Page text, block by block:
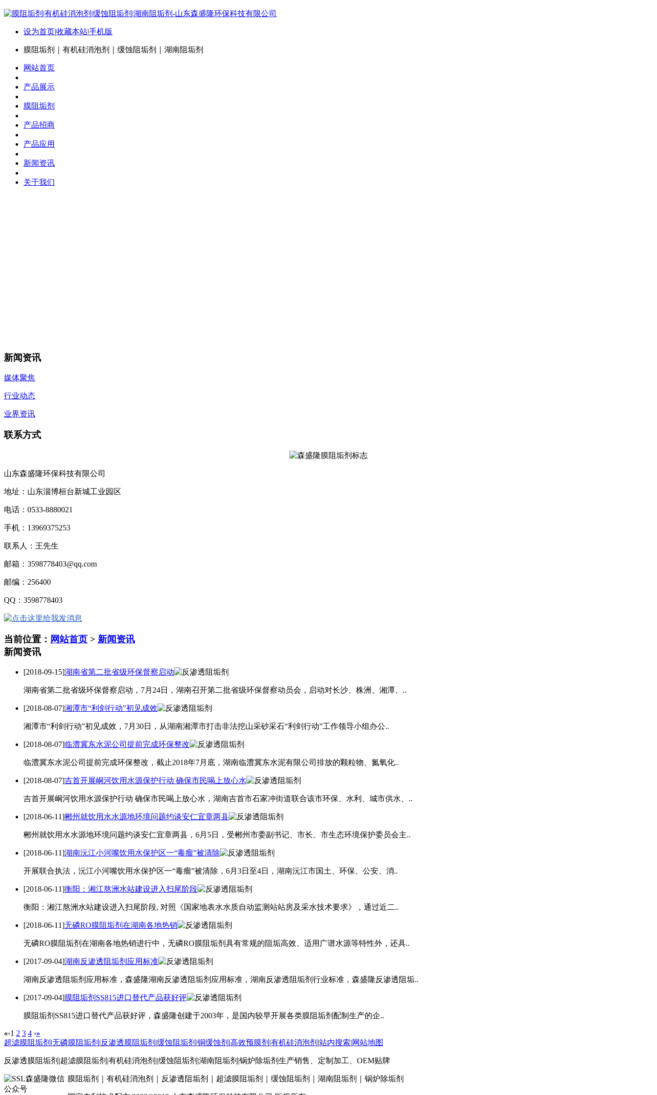
设为首页|收藏本站|手机版
膜阻垢剂｜有机硅消泡剂｜缓蚀阻垢剂｜湖南阻垢剂
网站首页
产品展示
膜阻垢剂
产品招商
产品应用
新闻资讯
关于我们
新闻资讯
媒体聚焦
行业动态
业界资讯
联系方式
山东森盛隆环保科技有限公司
地址：山东淄博桓台新城工业园区
电话： 0533-8880021
手机： 13969375253
联系人：王先生
邮箱： 3598778403@qq.com
邮编： 256400
QQ ： 3598778403
当前位置： 网站首页 > 新闻资讯
新闻资讯
[2018-09-15]湖南省第二批省级环保督察启动
湖南省第二批省级环保督察启动，7月24日，湖南召开第二批省级环保督察动员会，启动对长沙、株洲、湘潭、..
[2018-08-07]湘潭市“利剑行动”初见成效
湘潭市“利剑行动”初见成效，7月30日，从湖南湘潭市打击非法挖山采砂采石“利剑行动”工作领导小组办公..
[2018-08-07]临澧冀东水泥公司提前完成环保整改
临澧冀东水泥公司提前完成环保整改，截止2018年7月底，湖南临澧冀东水泥有限公司排放的颗粒物、氮氧化..
[2018-08-07]吉首开展峒河饮用水源保护行动 确保市民喝上放心水
吉首开展峒河饮用水源保护行动 确保市民喝上放心水，湖南吉首市石家冲街道联合该市环保、水利、城市供水、..
[2018-06-11]郴州就饮用水水源地环境问题约谈安仁宜章两县
郴州就饮用水水源地环境问题约谈安仁宜章两县，6月5日，受郴州市委副书记、市长、市生态环境保护委员会主..
[2018-06-11]湖南沅江小河嘴饮用水保护区一“毒瘤”被清除
开展联合执法，沅江小河嘴饮用水保护区一“毒瘤”被清除，6月3日至4日，湖南沅江市国土、环保、公安、消..
[2018-06-11]衡阳：湘江熬洲水站建设进入扫尾阶段
衡阳：湘江熬洲水站建设进入扫尾阶段, 对照《国家地表水水质自动监测站站房及采水技术要求》，通过近二..
[2018-06-11]无磷RO膜阻垢剂在湖南各地热销
无磷RO膜阻垢剂在湖南各地热销进行中，无磷RO膜阻垢剂具有常规的阻垢高效、适用广谱水源等特性外，还具..
[2017-09-04]湖南反渗透阻垢剂应用标准
湖南反渗透阻垢剂应用标准，森盛隆湖南反渗透阻垢剂应用标准，湖南反渗透阻垢剂行业标准，森盛隆反渗透阻垢..
[2017-09-04]膜阻垢剂SS815进口替代产品获好评
膜阻垢剂SS815进口替代产品获好评，森盛隆创建于2003年，是国内较早开展各类膜阻垢剂配制生产的企..
«‹1 2 3 4 ›»
超滤膜阻垢剂 |无磷膜阻垢剂 |反渗透膜阻垢剂 |缓蚀阻垢剂 |铜缓蚀剂 |高效预膜剂 |有机硅消泡剂 |站内搜索|网站地图
反渗透膜阻垢剂|超滤膜阻垢剂|有机硅消泡剂||缓蚀阻垢剂|湖南阻垢剂|锅炉除垢剂生产销售、定制加工、OEM贴牌
膜阻垢剂｜有机硅消泡剂｜反渗透阻垢剂｜超滤膜阻垢剂｜缓蚀阻垢剂｜湖南阻垢剂｜锅炉除垢剂